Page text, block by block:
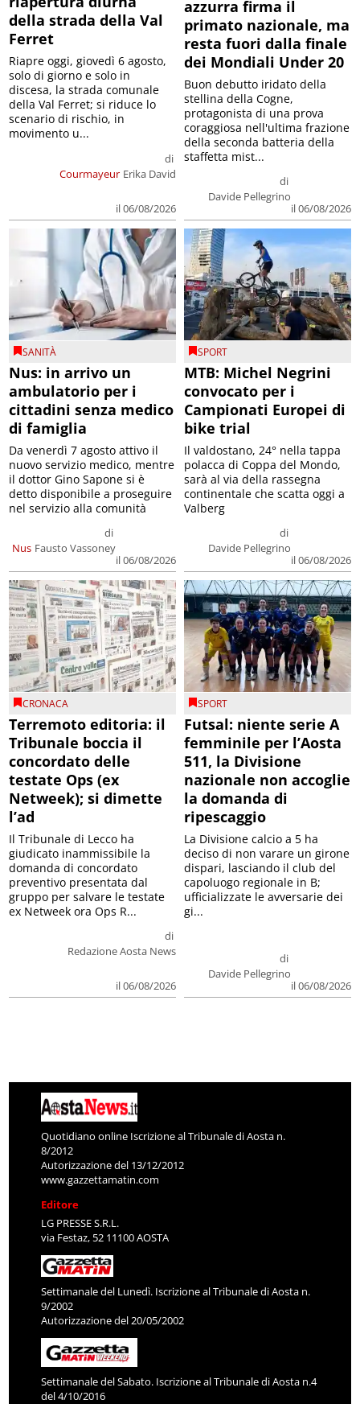
della strada della Val
Ferret
Courmayeur
di
Erika David
il 06/08/2026
Riapre oggi, giovedì 6 agosto,
solo di giorno e solo in
discesa, la strada comunale
della Val Ferret; si riduce lo
scenario di rischio, in
movimento u...
azzurra firma il
primato nazionale, ma
resta fuori dalla finale
dei Mondiali Under 20
di
Davide Pellegrino
il 06/08/2026
Buon debutto iridato della
stellina della Cogne,
protagonista di una prova
coraggiosa nell'ultima frazione
della seconda batteria della
staffetta mist...
SANITÀ
Nus: in arrivo un
ambulatorio per i
cittadini senza medico
di famiglia
Nus
di
Fausto Vassoney
il 06/08/2026
Da venerdì 7 agosto attivo il
nuovo servizio medico, mentre
il dottor Gino Sapone si è
detto disponibile a proseguire
nel servizio alla comunità
SPORT
MTB: Michel Negrini
convocato per i
Campionati Europei di
bike trial
di
Davide Pellegrino
il 06/08/2026
Il valdostano, 24° nella tappa
polacca di Coppa del Mondo,
sarà al via della rassegna
continentale che scatta oggi a
Valberg
CRONACA
Terremoto editoria: il
Tribunale boccia il
concordato delle
testate Ops (ex
Netweek); si dimette
l’ad
di
Redazione Aosta News
il 06/08/2026
Il Tribunale di Lecco ha
giudicato inammissibile la
domanda di concordato
preventivo presentata dal
gruppo per salvare le testate
ex Netweek ora Ops R...
SPORT
Futsal: niente serie A
femminile per l’Aosta
511, la Divisione
nazionale non accoglie
la domanda di
ripescaggio
di
Davide Pellegrino
il 06/08/2026
La Divisione calcio a 5 ha
deciso di non varare un girone
dispari, lasciando il club del
capoluogo regionale in B;
ufficializzate le avversarie dei
gi...
Quotidiano online Iscrizione al Tribunale di Aosta n.
8/2012
Autorizzazione del 13/12/2012
www.gazzettamatin.com
Editore
LG PRESSE S.R.L.
via Festaz, 52 11100 AOSTA
Settimanale del Lunedì. Iscrizione al Tribunale di Aosta n.
9/2002
Autorizzazione del 20/05/2002
Settimanale del Sabato. Iscrizione al Tribunale di Aosta n.4
del 4/10/2016